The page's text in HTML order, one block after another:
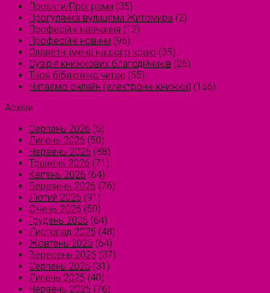
Проєкти/Програми (35)
Прогулянка вулицями Житомира (2)
Професійні навчання (12)
Професійні новини (96)
Славетні імена нашого краю (35)
Сузірʼя книжкових благодійників (26)
Твоя бібліотека читає (55)
Читаємо онлайн (електронні книжки) (156)
Архіви
Серпень 2026 (5)
Липень 2026 (50)
Червень 2026 (88)
Травень 2026 (71)
Квітень 2026 (64)
Березень 2026 (76)
Лютий 2026 (91)
Січень 2026 (50)
Грудень 2025 (64)
Листопад 2025 (48)
Жовтень 2025 (64)
Вересень 2025 (37)
Серпень 2025 (31)
Липень 2025 (40)
Червень 2025 (76)